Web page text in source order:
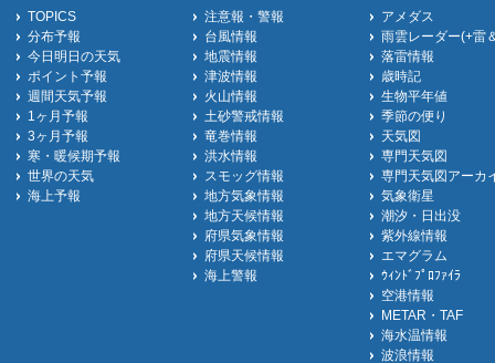
TOPICS
分布予報
今日明日の天気
ポイント予報
週間天気予報
1ヶ月予報
3ヶ月予報
寒・暖候期予報
世界の天気
海上予報
注意報・警報
台風情報
地震情報
津波情報
火山情報
土砂警戒情報
竜巻情報
洪水情報
スモッグ情報
地方気象情報
地方天候情報
府県気象情報
府県天候情報
海上警報
アメダス
雨雲レーダー(+雷
落雷情報
歳時記
生物平年値
季節の便り
天気図
専門天気図
専門天気図アーカ
気象衛星
潮汐・日出没
紫外線情報
エマグラム
ｳｨﾝﾄﾞﾌﾟﾛﾌｧｲﾗ
空港情報
METAR・TAF
海水温情報
波浪情報